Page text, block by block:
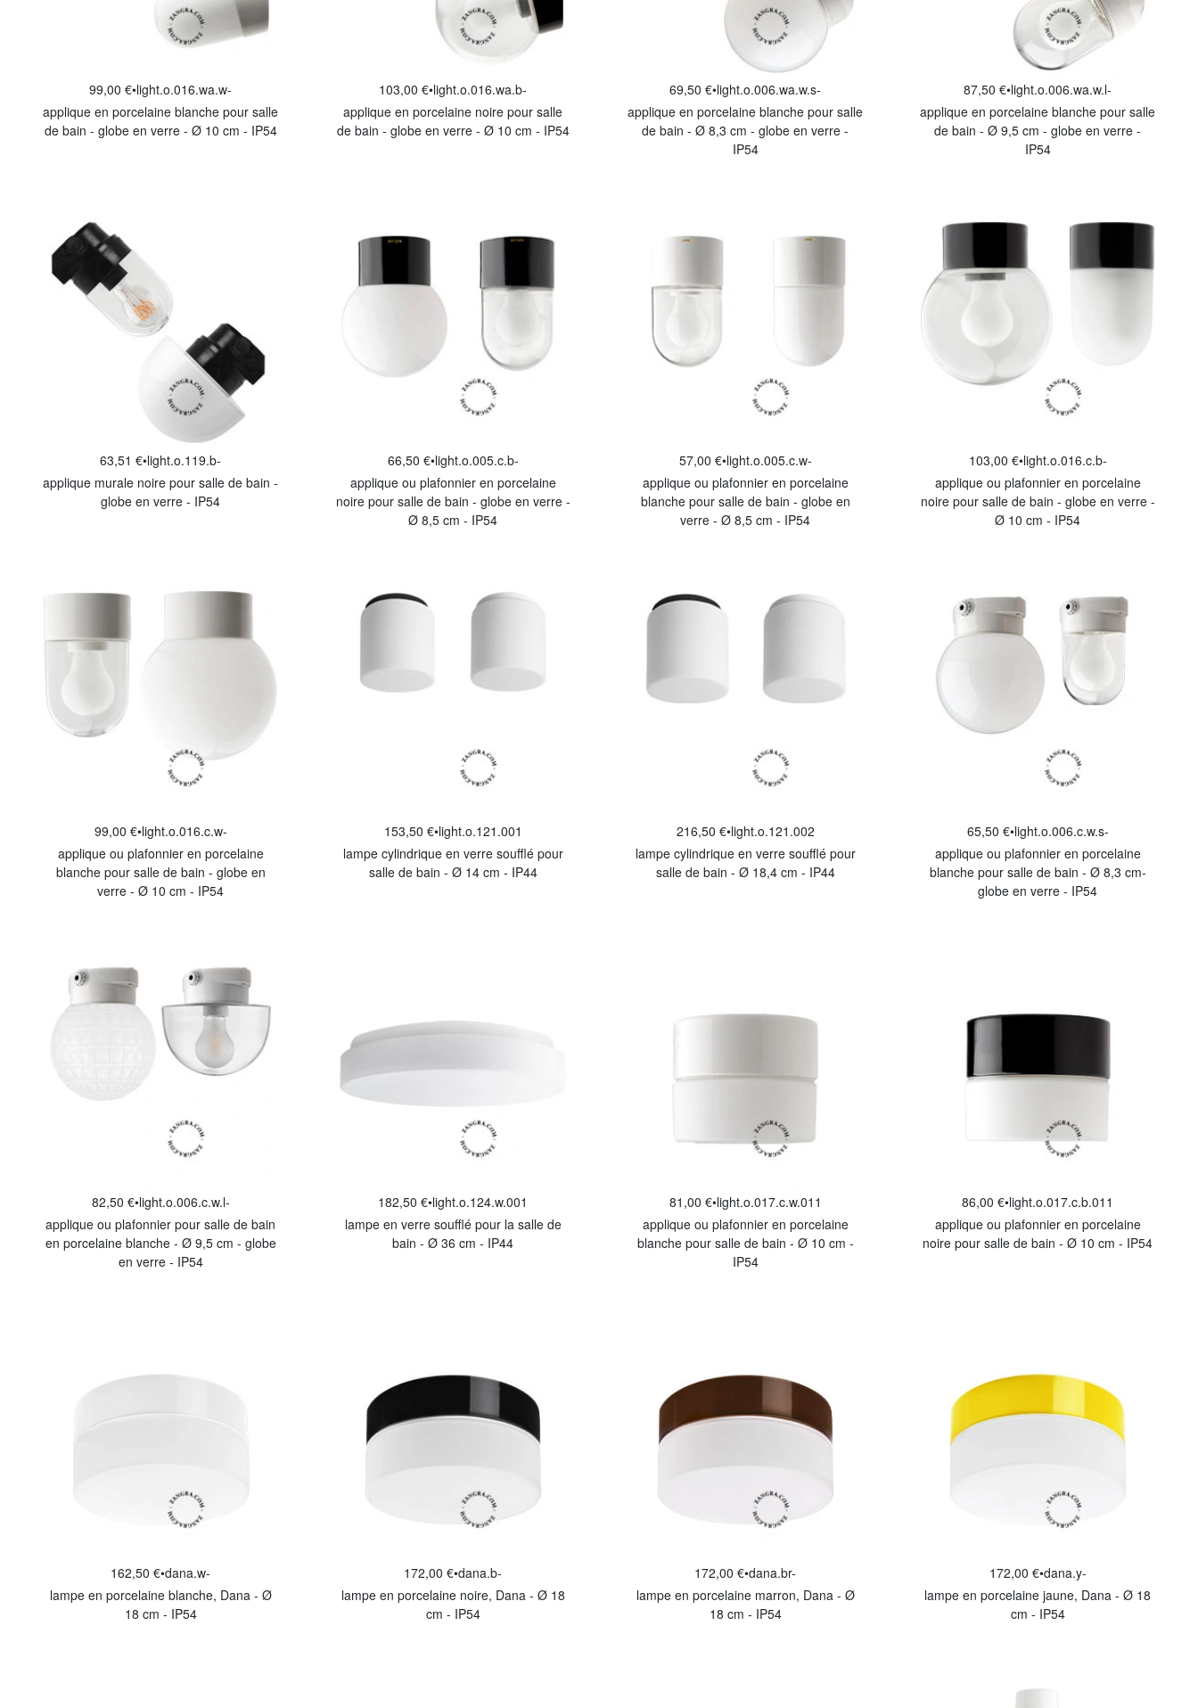
99,00 €•light.o.016.wa.w-
applique en porcelaine blanche pour salle
de bain - globe en verre - Ø 10 cm - IP54
103,00 €•light.o.016.wa.b-
applique en porcelaine noire pour salle
de bain - globe en verre - Ø 10 cm - IP54
69,50 €•light.o.006.wa.w.s-
applique en porcelaine blanche pour salle
de bain - Ø 8,3 cm - globe en verre -
IP54
87,50 €•light.o.006.wa.w.l-
applique en porcelaine blanche pour salle
de bain - Ø 9,5 cm - globe en verre -
IP54
63,51 €•light.o.119.b-
applique murale noire pour salle de bain -
globe en verre - IP54
66,50 €•light.o.005.c.b-
applique ou plafonnier en porcelaine
noire pour salle de bain - globe en verre -
Ø 8,5 cm - IP54
57,00 €•light.o.005.c.w-
applique ou plafonnier en porcelaine
blanche pour salle de bain - globe en
verre - Ø 8,5 cm - IP54
103,00 €•light.o.016.c.b-
applique ou plafonnier en porcelaine
noire pour salle de bain - globe en verre -
Ø 10 cm - IP54
99,00 €•light.o.016.c.w-
applique ou plafonnier en porcelaine
blanche pour salle de bain - globe en
verre - Ø 10 cm - IP54
153,50 €•light.o.121.001
lampe cylindrique en verre soufflé pour
salle de bain - Ø 14 cm - IP44
216,50 €•light.o.121.002
lampe cylindrique en verre soufflé pour
salle de bain - Ø 18,4 cm - IP44
65,50 €•light.o.006.c.w.s-
applique ou plafonnier en porcelaine
blanche pour salle de bain - Ø 8,3 cm-
globe en verre - IP54
82,50 €•light.o.006.c.w.l-
applique ou plafonnier pour salle de bain
en porcelaine blanche - Ø 9,5 cm - globe
en verre - IP54
182,50 €•light.o.124.w.001
lampe en verre soufflé pour la salle de
bain - Ø 36 cm - IP44
81,00 €•light.o.017.c.w.011
applique ou plafonnier en porcelaine
blanche pour salle de bain - Ø 10 cm -
IP54
86,00 €•light.o.017.c.b.011
applique ou plafonnier en porcelaine
noire pour salle de bain - Ø 10 cm - IP54
162,50 €•dana.w-
lampe en porcelaine blanche, Dana - Ø
18 cm - IP54
172,00 €•dana.b-
lampe en porcelaine noire, Dana - Ø 18
cm - IP54
172,00 €•dana.br-
lampe en porcelaine marron, Dana - Ø
18 cm - IP54
172,00 €•dana.y-
lampe en porcelaine jaune, Dana - Ø 18
cm - IP54